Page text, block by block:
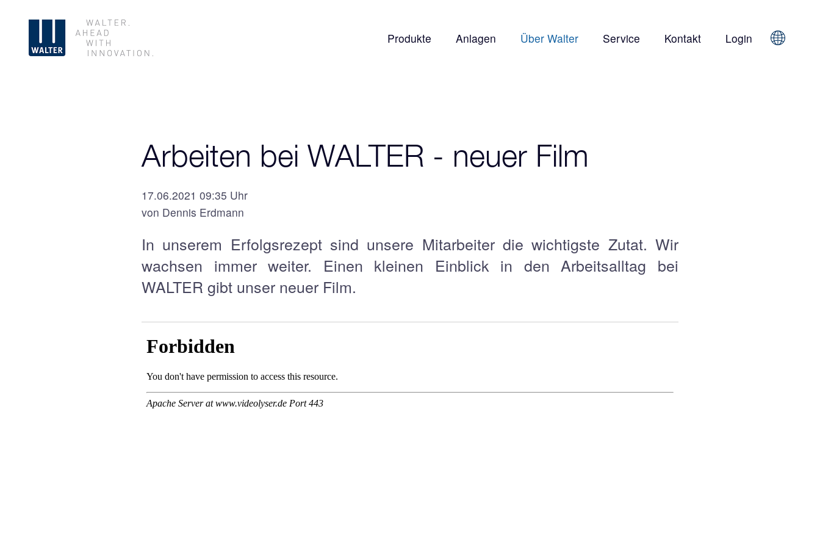
Produkte Anlagen Über Walter Service Kontakt Login
Arbeiten bei WALTER - neuer Film
17.06.2021 09:35 Uhr
von Dennis Erdmann
In unserem Erfolgsrezept sind unsere Mitarbeiter die wichtigste Zutat. Wir
wachsen immer weiter. Einen kleinen Einblick in den Arbeitsalltag bei
WALTER gibt unser neuer Film.